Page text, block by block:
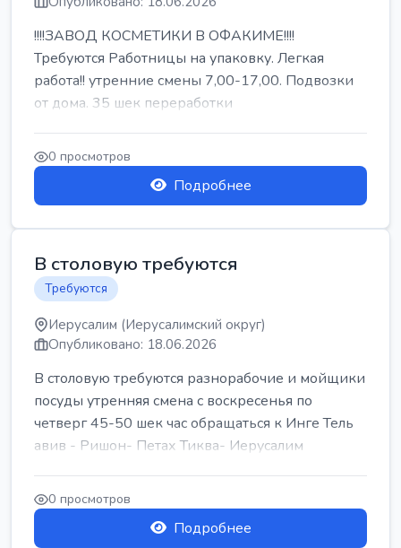
!!!!ЗАВОД КОСМЕТИКИ В ОФАКИМЕ!!!!
Требуются Работницы на упаковку. Легкая
работа!! утренние смены 7,00-17,00. Подвозки
от дома. 35 шек переработки
0 просмотров
Подробнее
В столовую требуются
Требуются
Иерусалим (Иерусалимский округ)
Опубликовано: 18.06.2026
В столовую требуются разнорабочие и мойщики
посуды утренняя смена с воскресенья по
четверг 45-50 шек час обращаться к Инге Тель
авив - Ришон- Петах Тиква- Иерусалим
0 просмотров
Подробнее